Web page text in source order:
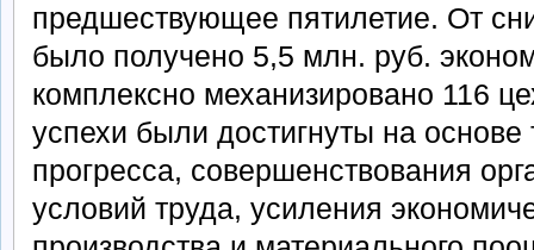
предшествующее пятилетие. От
было получено 5,5 млн. руб.
комплексно механизировано 116
успехи были достигнуты на основе
прогресса, совершенствования
условий труда, усиления